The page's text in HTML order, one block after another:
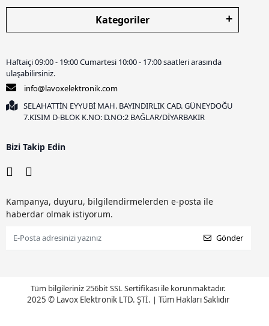
Kategoriler
Haftaiçi 09:00 - 19:00 Cumartesi 10:00 - 17:00 saatleri arasında
ulaşabilirsiniz.
info@lavoxelektronik.com
SELAHATTİN EYYUBİ MAH. BAYINDIRLIK CAD. GÜNEYDOĞU
7.KISIM D-BLOK K.NO: D.NO:2 BAĞLAR/DİYARBAKIR
Bizi Takip Edin
Kampanya, duyuru, bilgilendirmelerden e-posta ile
haberdar olmak istiyorum.
Gönder
Tüm bilgileriniz 256bit SSL Sertifikası ile korunmaktadır.
2025 © Lavox Elektronik LTD. ŞTİ. | Tüm Hakları Saklıdır